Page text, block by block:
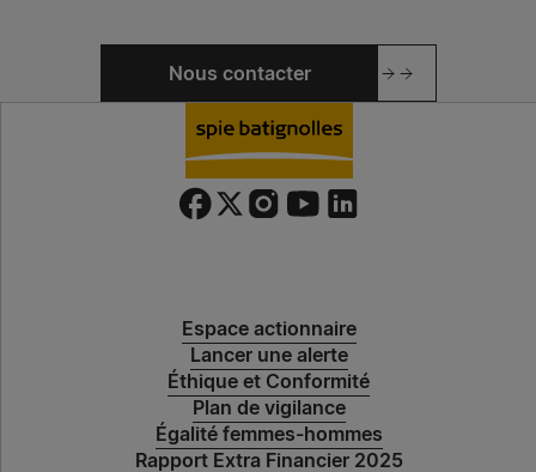
Spie batignolles technologies
Spie batignolles fondations – Antenne Lyon
Spie batignolles fondations – Antenne Lille
Nous contacter
Espace actionnaire
Lancer une alerte
Éthique et Conformité
Plan de vigilance
Égalité femmes-hommes
Rapport Extra Financier 2025